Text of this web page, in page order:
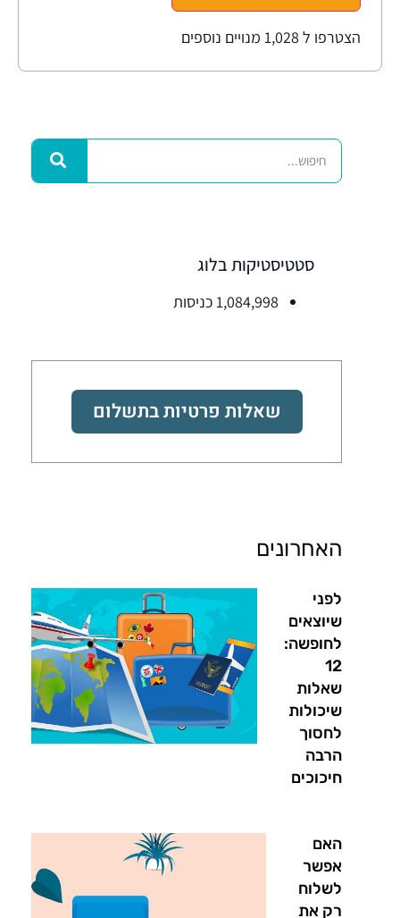
הצטרפו ל 1,028 מנויים נוספים
סטטיסטיקות בלוג
1,084,998 כניסות
שאלות פרטיות בתשלום
האחרונים
לפני
שיוצאים
לחופשה:
12
שאלות
שיכולות
לחסוך
הרבה
חיכוכים
האם
אפשר
לשלוח
רק את